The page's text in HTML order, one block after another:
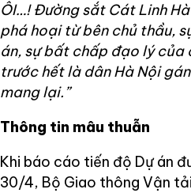
ÔI…! Đường sắt Cát Linh
phá hoại từ bên chủ thầu,
án, sự bất chấp đạo lý của
trước hết là dân Hà Nội
mang lại.”
Thông tin mâu thuẫn
Khi báo cáo tiến độ Dự án
30/4, Bộ Giao thông Vận